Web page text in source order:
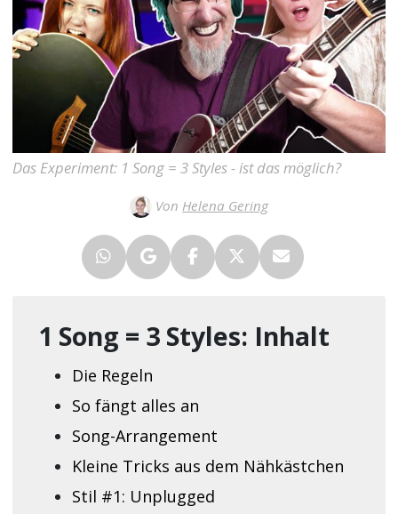
Das Experiment: 1 Song = 3 Styles - ist das möglich?
Von Helena Gering
1 Song = 3 Styles: Inhalt
Die Regeln
So fängt alles an
Song-Arrangement
Kleine Tricks aus dem Nähkästchen
Stil #1: Unplugged